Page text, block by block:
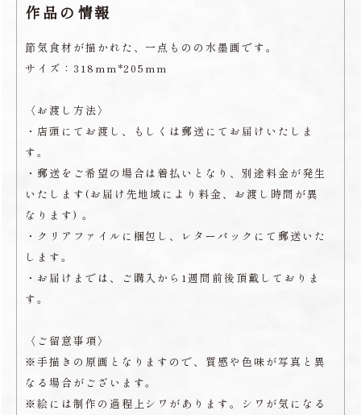
作品の情報
節気食材が描かれた、一点ものの水墨画です。
サイズ：318mm*205mm
〈お渡し方法〉
・店頭にてお渡し、もしくは郵送にてお届けいたしま
す。
・郵送をご希望の場合は着払いとなり、別途料金が発生
いたします(お届け先地域により料金、お渡し時間が異
なります) 。
・クリアファイルに梱包し、レターパックにて郵送いた
します。
・お届けまでは、ご購入から1週間前後頂戴しておりま
す。
〈ご留意事項〉
※手描きの原画となりますので、質感や色味が写真と異
なる場合がございます。
※絵には制作の過程上シワがあります。シワが気になる